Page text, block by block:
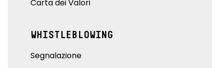
Carta dei Valori
WHISTLEBLOWING
Segnalazione